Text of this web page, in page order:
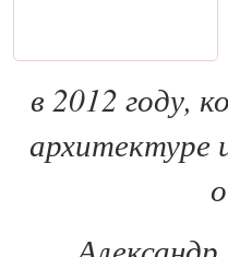
в 2012 году,
архитектуре